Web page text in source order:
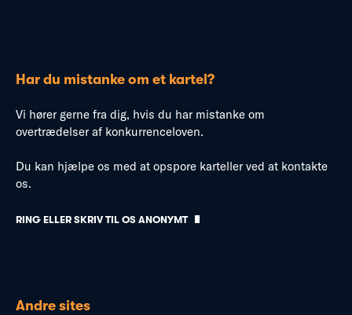
Har du mistanke om et kartel?
Vi hører gerne fra dig, hvis du har mistanke om
overtrædelser af konkurrenceloven.
Du kan hjælpe os med at opspore karteller ved at kontakte
os.
RING ELLER SKRIV TIL OS ANONYMT
Andre sites